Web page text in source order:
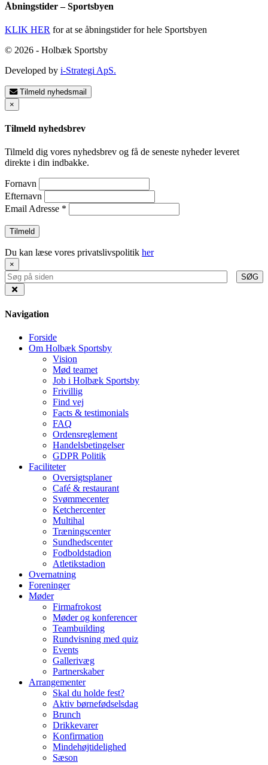
Åbningstider – Sportsbyen
KLIK HER for at se åbningstider for hele Sportsbyen
© 2026 - Holbæk Sportsby
Developed by i-Strategi ApS.
Tilmeld nyhedsmail
×
Tilmeld nyhedsbrev
Tilmeld dig vores nyhedsbrev og få de seneste nyheder leveret
direkte i din indbakke.
Fornavn
Efternavn
Email Adresse *
Du kan læse vores privatslivspolitik her
×
SØG
Navigation
Forside
Om Holbæk Sportsby
Vision
Mød teamet
Job i Holbæk Sportsby
Frivillig
Find vej
Facts & testimonials
FAQ
Ordensreglement
Handelsbetingelser
GDPR Politik
Faciliteter
Oversigtsplaner
Café & restaurant
Svømmecenter
Ketchercenter
Multihal
Træningscenter
Sundhedscenter
Fodboldstadion
Atletikstadion
Overnatning
Foreninger
Møder
Firmafrokost
Møder og konferencer
Teambuilding
Rundvisning med quiz
Events
Gallerivæg
Partnerskaber
Arrangementer
Skal du holde fest?
Aktiv børnefødselsdag
Brunch
Drikkevarer
Konfirmation
Mindehøjtidelighed
Sæson